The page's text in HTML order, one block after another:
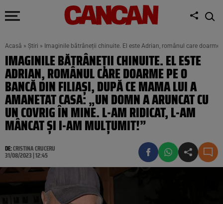
Acasă » Știri » Imaginile bătrâneții chinuite. El este Adrian, românul care
IMAGINILE BĂTRÂNEȚII CHINUITE. EL ESTE
ADRIAN, ROMÂNUL CARE DOARME PE O
BANCĂ DIN FILIAȘI, DUPĂ CE MAMA LUI A
AMANETAT CASA: „UN DOMN A ARUNCAT CU
UN COVRIG ÎN MINE. L-AM RIDICAT, L-AM
MÂNCAT ȘI I-AM MULȚUMIT!”
DE:CRISTINA CRUCERU
31/08/2023 | 12:45